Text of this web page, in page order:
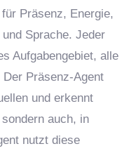
Präsenz, Energie,
Sprache. Jeder
Aufgabengebiet, alle
Präsenz-Agent
und erkennt
auch, in
nutzt diese